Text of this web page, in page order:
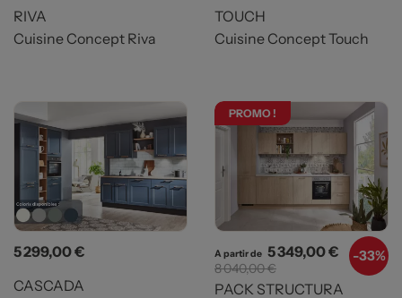
RIVA
Cuisine Concept Riva
TOUCH
Cuisine Concept Touch
Prix
5 299,00 €
CASCADA
PROMO !
-33%
A partir de Prix
5 349,00 € Prix de
8 040,00 €
PACK STRUCTURA